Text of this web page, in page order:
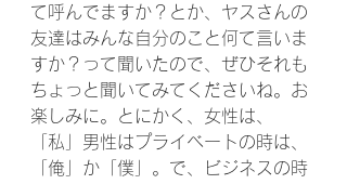
て呼んでますか？とか、ヤスさんの
友達はみんな自分のこと何て言いま
すか？って聞いたので、ぜひそれも
ちょっと聞いてみてくださいね。お
楽しみに。とにかく、女性は、
「私」男性はプライベートの時は、
「俺」か「僕」。で、ビジネスの時